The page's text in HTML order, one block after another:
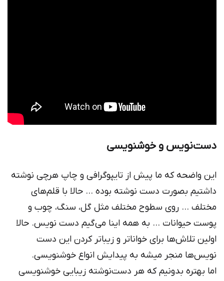
دست‌نویس و خوشنویسی
این واضحه که ما پیش از تایپوگرافی و چاپ هرچی نوشته
داشتیم بصورت دست‌ نوشته بوده … حالا با قلم‌های
مختلف … روی سطوح مختلف مثل گل، سنگ، چوب و
پوست حیوانات … به همه اینا می‌گیم دست نویس. حالا
اولین تلاش‌ها برای خواناتر و زیباتر کردن این دست
نویس‌ها منجر میشه به پیدایش انواع خوشنویسی.
اما بهتره بدونیم که هر دست‌نوشته زیبایی خوشنویسی